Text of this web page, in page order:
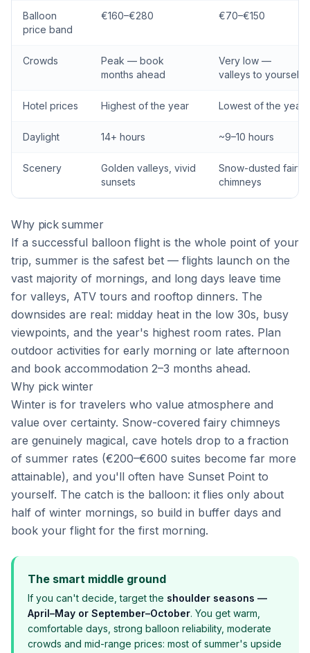
Balloon
price band
€160–€280 €70–€150
Crowds
Peak — book
months ahead
Very low —
valleys to yourself
Hotel prices Highest of the year Lowest of the year
Daylight 14+ hours ~9–10 hours
Scenery
Golden valleys, vivid
sunsets
Snow-dusted fairy
chimneys
Why pick summer
If a successful balloon flight is the whole point of your
trip, summer is the safest bet — flights launch on the
vast majority of mornings, and long days leave time
for valleys, ATV tours and rooftop dinners. The
downsides are real: midday heat in the low 30s, busy
viewpoints, and the year's highest room rates. Plan
outdoor activities for early morning or late afternoon
and book accommodation 2–3 months ahead.
Why pick winter
Winter is for travelers who value atmosphere and
value over certainty. Snow-covered fairy chimneys
are genuinely magical, cave hotels drop to a fraction
of summer rates (€200–€600 suites become far more
attainable), and you'll often have Sunset Point to
yourself. The catch is the balloon: it flies only about
half of winter mornings, so build in buffer days and
book your flight for the first morning.
The smart middle ground
If you can't decide, target the shoulder seasons —
April–May or September–October. You get warm,
comfortable days, strong balloon reliability, moderate
crowds and mid-range prices: most of summer's upside